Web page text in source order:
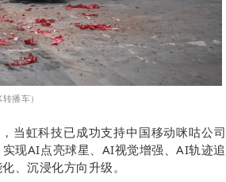
播车）
当虹科技已成功支持中国移动咪咕公司
现AI点亮球星、AI视觉增强、AI轨迹追
、沉浸化方向升级。